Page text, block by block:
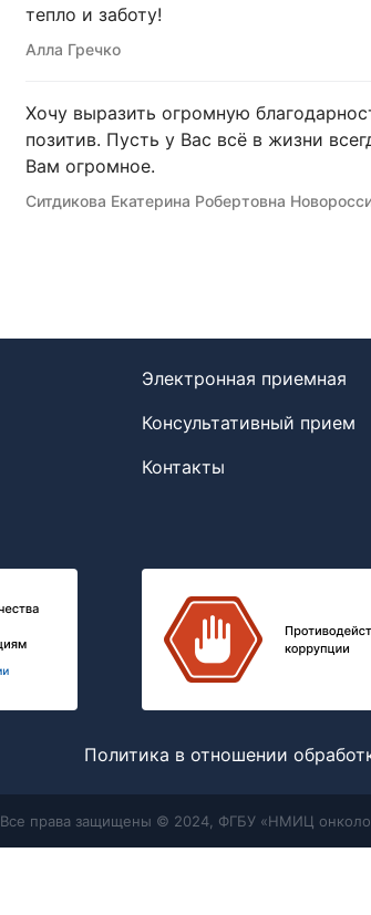
тепло и заботу!
Алла Гречко
Хочу выразить огромную
позитив. Пусть у Вас всё в жизни
Вам огромное.
Ситдикова Екатерина Робертовна
Электронная приемная
Консультативный прием
Контакты
Политика в отношении
Все права защищены © 2024, ФГБУ «НМИЦ